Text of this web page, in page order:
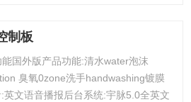
制板
国外版产品功能:清水water泡沫
臭氧0zone洗手handwashing镀膜
文语音播报后台系统:宇脉5.0全英文